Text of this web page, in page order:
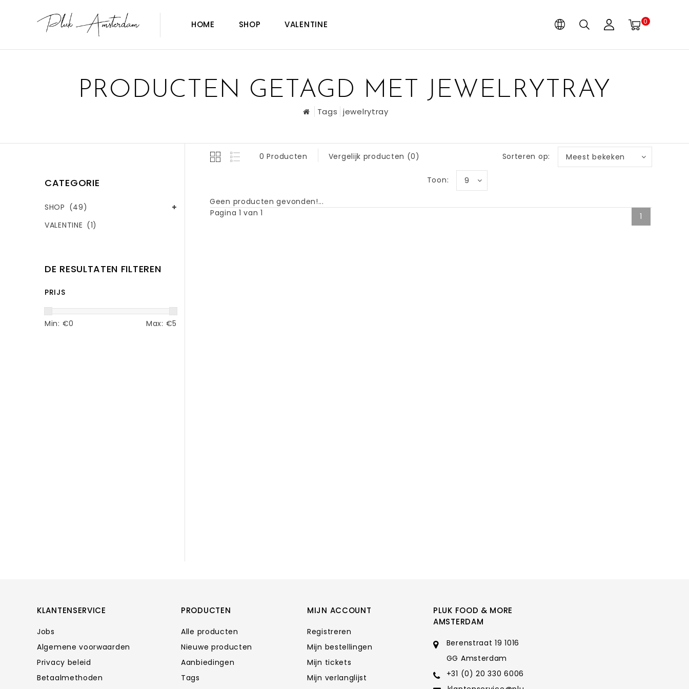
HOME SHOP VALENTINE 0
PRODUCTEN GETAGD MET JEWELRYTRAY
Tags jewelrytray
CATEGORIE
SHOP (49)
VALENTINE (1)
DE RESULTATEN FILTEREN
PRIJS
Min: €0 Max: €5
0 Producten Vergelijk producten (0) Sorteren op: Meest bekeken
Toon: 9
Geen producten gevonden!...
Pagina 1 van 1
1
KLANTENSERVICE
Jobs
Algemene voorwaarden
Privacy beleid
Betaalmethoden
PRODUCTEN
Alle producten
Nieuwe producten
Aanbiedingen
Tags
MIJN ACCOUNT
Registreren
Mijn bestellingen
Mijn tickets
Mijn verlanglijst
PLUK FOOD & MORE
AMSTERDAM
Berenstraat 19 1016
GG Amsterdam
+31 (0) 20 330 6006